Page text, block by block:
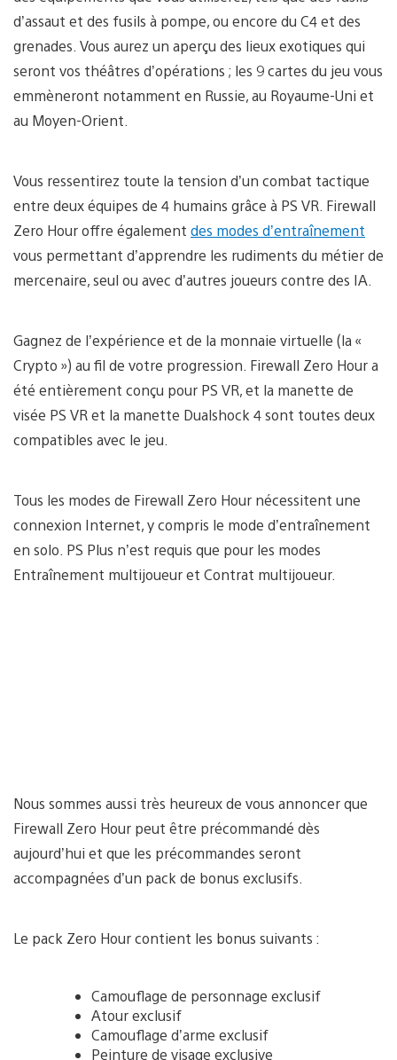
d’assaut et des fusils à pompe, ou encore du C4 et des
grenades. Vous aurez un aperçu des lieux exotiques qui
seront vos théâtres d’opérations ; les 9 cartes du jeu vous
emmèneront notamment en Russie, au Royaume-Uni et
au Moyen-Orient.
Vous ressentirez toute la tension d’un combat tactique
entre deux équipes de 4 humains grâce à PS VR. Firewall
Zero Hour offre également des modes d’entraînement
vous permettant d’apprendre les rudiments du métier de
mercenaire, seul ou avec d’autres joueurs contre des IA.
Gagnez de l’expérience et de la monnaie virtuelle (la «
Crypto ») au fil de votre progression. Firewall Zero Hour a
été entièrement conçu pour PS VR, et la manette de
visée PS VR et la manette Dualshock 4 sont toutes deux
compatibles avec le jeu.
Tous les modes de Firewall Zero Hour nécessitent une
connexion Internet, y compris le mode d’entraînement
en solo. PS Plus n’est requis que pour les modes
Entraînement multijoueur et Contrat multijoueur.
Nous sommes aussi très heureux de vous annoncer que
Firewall Zero Hour peut être précommandé dès
aujourd’hui et que les précommandes seront
accompagnées d’un pack de bonus exclusifs.
Le pack Zero Hour contient les bonus suivants :
Camouflage de personnage exclusif
Atour exclusif
Camouflage d’arme exclusif
Peinture de visage exclusive